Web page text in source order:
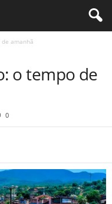
amanhã
o tempo de
0